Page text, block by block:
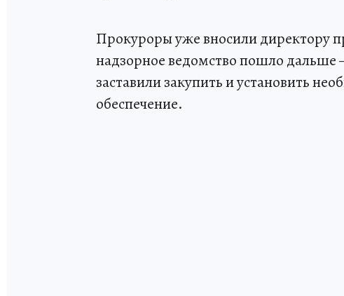
Прокуроры уже вносили директору
надзорное ведомство пошло дальше
заставили закупить и установить
обеспечение.